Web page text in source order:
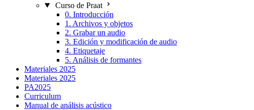
Curso de Praat
0. Introducción
1. Archivos y objetos
2. Grabar un audio
3. Edición y modificación de audio
4. Etiquetaje
5. Análisis de formantes
Materiales 2025
Materiales 2025
PA2025
Curriculum
Manual de análisis acústico